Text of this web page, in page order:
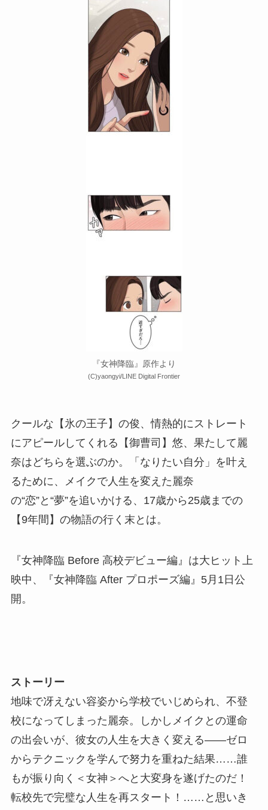
『女神降臨』原作より
(C)yaongyi/LINE Digital Frontier
クールな【氷の王子】の俊、情熱的にストレート
にアピールしてくれる【御曹司】悠、果たして麗
奈はどちらを選ぶのか。「なりたい自分」を叶え
るために、メイクで人生を変えた麗奈
の“恋”と“夢”を追いかける、17歳から25歳までの
【9年間】の物語の行く末とは。
『女神降臨 Before 高校デビュー編』は大ヒット上
映中、『女神降臨 After プロポーズ編』5月1日公
開。
ストーリー
地味で冴えない容姿から学校でいじめられ、不登
校になってしまった麗奈。しかしメイクとの運命
の出会いが、彼女の人生を大きく変える――ゼロ
からテクニックを学んで努力を重ねた結果……誰
もが振り向く＜女神＞へと大変身を遂げたのだ！
転校先で完璧な人生を再スタート！……と思いき